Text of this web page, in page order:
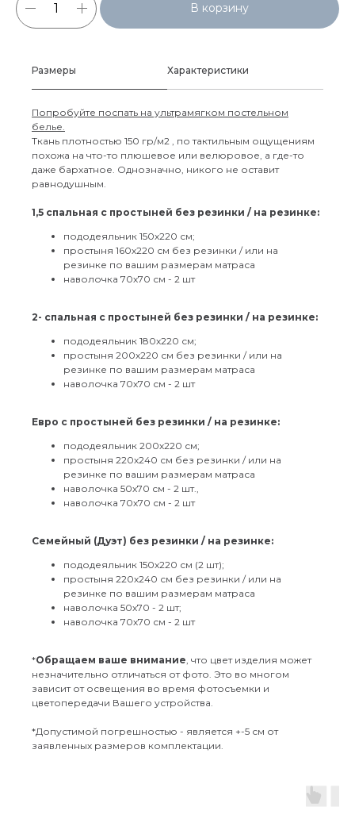
В корзину
Размеры Характеристики
Попробуйте поспать на ультрамягком постельном
белье.
Ткань плотностью 150 гр/м2 , по тактильным ощущениям
похожа на что-то плюшевое или велюровое, а где-то
даже бархатное. Однозначно, никого не оставит
равнодушным.
1,5 спальная с простыней без резинки / на резинке:
пододеяльник 150х220 см;
простыня 160х220 см без резинки / или на
резинке по вашим размерам матраса
наволочка 70х70 см - 2 шт
2- спальная с простыней без резинки / на резинке:
пододеяльник 180х220 см;
простыня 200х220 см без резинки / или на
резинке по вашим размерам матраса
наволочка 70х70 см - 2 шт
Евро с простыней без резинки / на резинке:
пододеяльник 200х220 см;
простыня 220х240 см без резинки / или на
резинке по вашим размерам матраса
наволочка 50х70 см - 2 шт.,
наволочка 70х70 см - 2 шт
Семейный (Дуэт) без резинки / на резинке:
пододеяльник 150х220 см (2 шт);
простыня 220х240 см без резинки / или на
резинке по вашим размерам матраса
наволочка 50х70 - 2 шт;
наволочка 70х70 см - 2 шт
*Обращаем ваше внимание , что цвет изделия может
незначительно отличаться от фото. Это во многом
зависит от освещения во время фотосъемки и
цветопередачи Вашего устройства.
*Допустимой погрешностью - является +-5 см от
заявленных размеров комплектации.